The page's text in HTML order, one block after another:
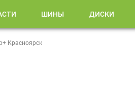
ШИНЫ ДИСКИ
Красноярск